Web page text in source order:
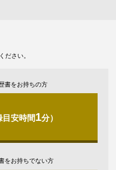
ださい。
書をお持ちの方
安時間1分）
をお持ちでない方